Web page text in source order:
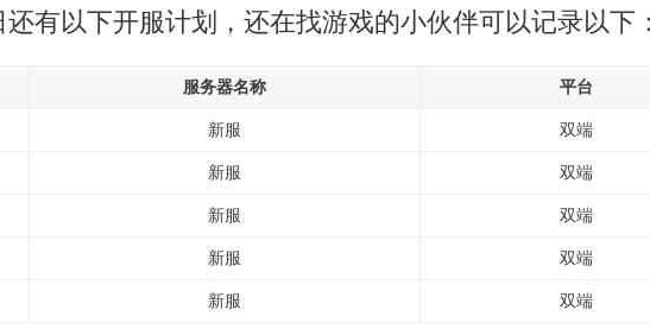
有以下开服计划，还在找游戏的小伙伴可以记录以下：
服务器名称 平台
新服 双端
新服 双端
新服 双端
新服 双端
新服 双端